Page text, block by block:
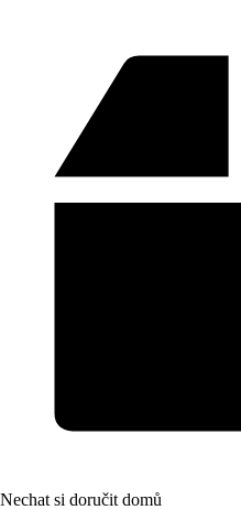
Nechat si doručit domů